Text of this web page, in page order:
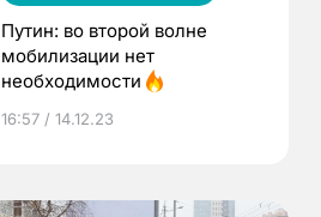
Путин: во второй волне
мобилизации нет
необходимости
16:57 / 14.12.23